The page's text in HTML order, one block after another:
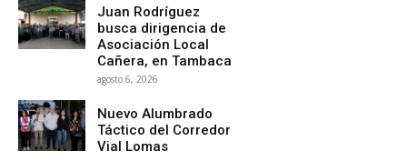
Juan Rodríguez
busca dirigencia de
Asociación Local
Cañera, en Tambaca
agosto 6, 2026
Nuevo Alumbrado
Táctico del Corredor
Vial Lomas